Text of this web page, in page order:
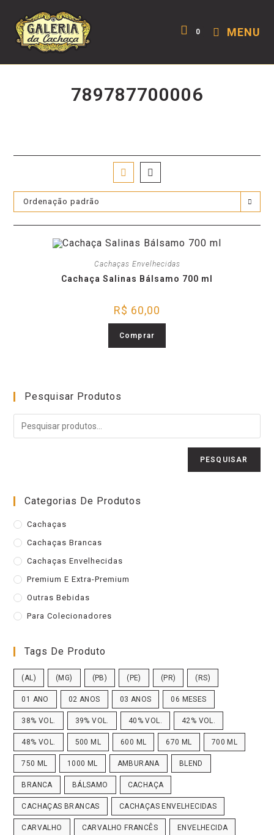
0 MENU
789787700006
Ordenação padrão
Cachaças Envelhecidas
Cachaça Salinas Bálsamo 700 ml
R$ 60,00
Comprar
Pesquisar Produtos
PESQUISAR
Categorias De Produtos
Cachaças
Cachaças Brancas
Cachaças Envelhecidas
Premium E Extra-Premium
Outras Bebidas
Para Colecionadores
Tags De Produto
(AL) (MG) (PB) (PE) (PR) (RS)
01 ANO 02 ANOS 03 ANOS 06 MESES
38% VOL. 39% VOL. 40% VOL. 42% VOL.
48% VOL. 500 ML 600 ML 670 ML 700 ML
750 ML 1000 ML AMBURANA BLEND
BRANCA BÁLSAMO CACHAÇA
CACHAÇAS BRANCAS CACHAÇAS ENVELHECIDAS
CARVALHO CARVALHO FRANCÊS ENVELHECIDA